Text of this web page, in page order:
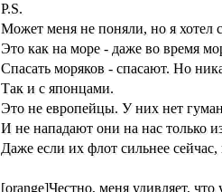
P.S.
Может меня не поняли, но я хотел
Это как на море - даже во время
Спасать моряков - спасают. Но
Так и с японцами.
Это не европейцы. У них нет
И не нападают они на нас только
Даже если их флот сильнее
[orange]Честно, меня удивляет,